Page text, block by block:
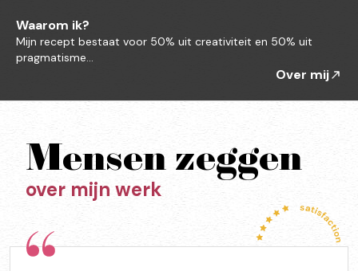
Waarom ik?
Mijn recept bestaat voor 50% uit creativiteit en 50% uit
pragmatisme...
Over mij
Mensen zeggen
over mijn werk